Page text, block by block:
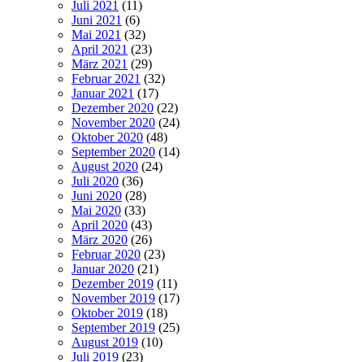
Juli 2021 (11)
Juni 2021 (6)
Mai 2021 (32)
April 2021 (23)
März 2021 (29)
Februar 2021 (32)
Januar 2021 (17)
Dezember 2020 (22)
November 2020 (24)
Oktober 2020 (48)
September 2020 (14)
August 2020 (24)
Juli 2020 (36)
Juni 2020 (28)
Mai 2020 (33)
April 2020 (43)
März 2020 (26)
Februar 2020 (23)
Januar 2020 (21)
Dezember 2019 (11)
November 2019 (17)
Oktober 2019 (18)
September 2019 (25)
August 2019 (10)
Juli 2019 (23)